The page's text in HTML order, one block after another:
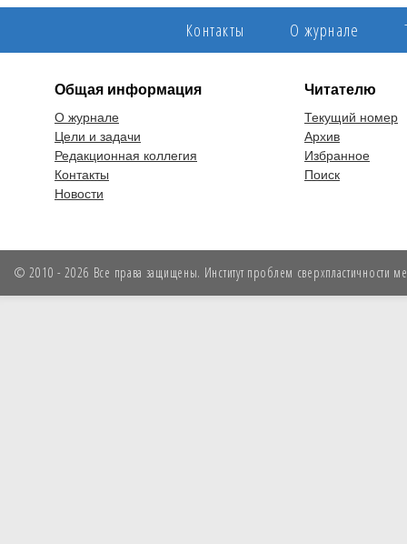
Контакты О журнале
Общая информация
О журнале
Цели и задачи
Редакционная коллегия
Контакты
Новости
Читателю
Текущий номер
Архив
Избранное
Поиск
© 2010 - 2026 Все права защищены. Институт проблем сверхпластичности